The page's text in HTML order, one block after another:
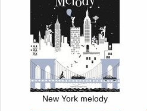
New York melody